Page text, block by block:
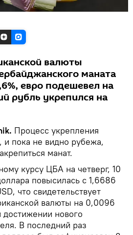
валюты
маната
евро подешевел на
рубль укрепился на
Процесс укрепления
и пока не видно рубежа,
манат.
курсу ЦБА на четверг, 10
повысилась с 1,6686
что свидетельствует
валюты на 0,0096
нового
В последний раз